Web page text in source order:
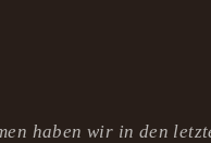
haben wir in den